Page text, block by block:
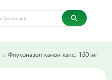
→ Флуконазол канон капс. 150 мг